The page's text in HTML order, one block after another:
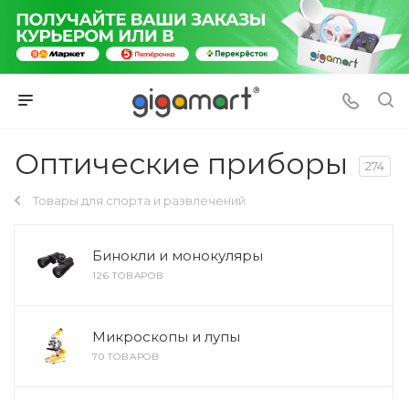
Оптические приборы 274
Товары для спорта и развлечений
Бинокли и монокуляры
126 ТОВАРОВ
Микроскопы и лупы
70 ТОВАРОВ